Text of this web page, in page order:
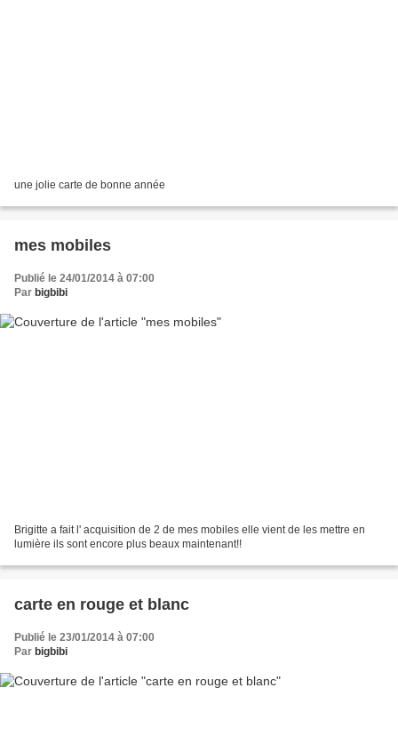
une jolie carte de bonne année
mes mobiles
Publié le 24/01/2014 à 07:00
Par bigbibi
Brigitte a fait l' acquisition de 2 de mes mobiles elle vient de les mettre en
lumière ils sont encore plus beaux maintenant!!
carte en rouge et blanc
Publié le 23/01/2014 à 07:00
Par bigbibi